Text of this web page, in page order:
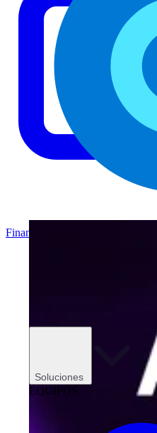
Soluciones
EQUIPOS
Finanzas